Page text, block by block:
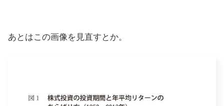
あとはこの画像を見直すとか。